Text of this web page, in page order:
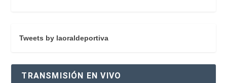
Tweets by laoraldeportiva
TRANSMISIÓN EN VIVO